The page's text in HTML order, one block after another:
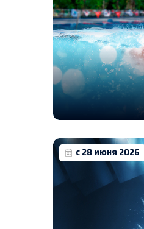
с 28 июня 2026